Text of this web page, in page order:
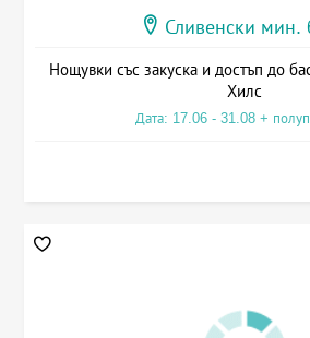
Сливенски мин.
Нощувки със закуска и достъп до
Хилс
Дата: 17.06 - 31.08 +